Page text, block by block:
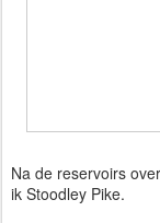
Na de reservoirs
ik Stoodley Pike.